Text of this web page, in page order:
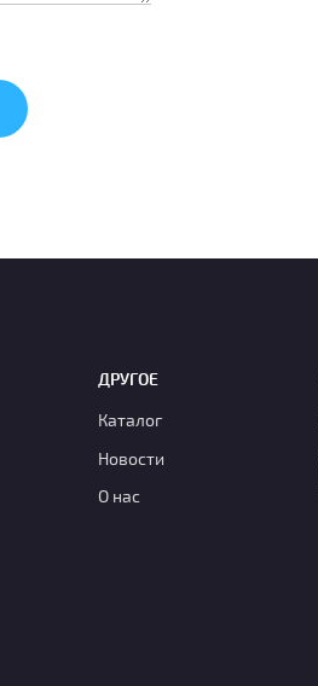
ДРУГОЕ
Каталог
Новости
О нас